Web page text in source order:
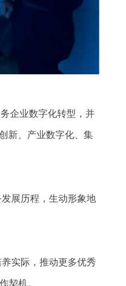
企业数字化转型，并
新、产业数字化、集
展历程，生动形象地
实际，推动更多优秀
机。